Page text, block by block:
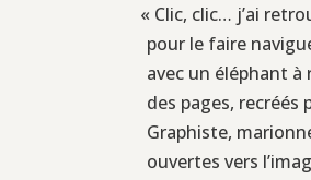
« Clic, clic… j’ai
pour le faire
avec un éléphant
des pages,
Graphiste,
ouvertes vers